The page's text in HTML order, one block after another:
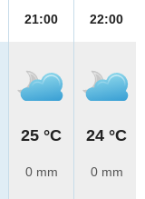
21:00
25 °C
0 mm
22:00
24 °C
0 mm